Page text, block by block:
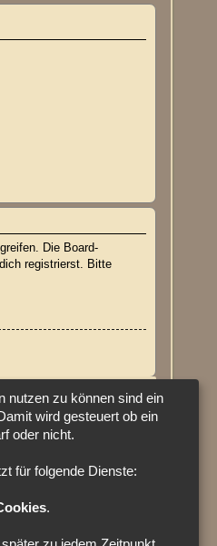
Die Board-
registrierst. Bitte
Alle Zeiten sind UTC
nutzen zu können sind ein
wird gesteuert ob ein
oder nicht.
für folgende Dienste:
.